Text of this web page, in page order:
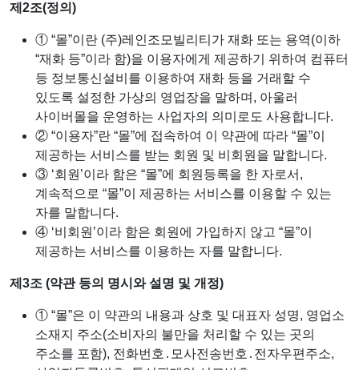
제2조(정의)
① “몰”이란 (주)레인조모빌리티가 재화 또는 용역(이하
“재화 등”이라 함)을 이용자에게 제공하기 위하여 컴퓨터
등 정보통신설비를 이용하여 재화 등을 거래할 수
있도록 설정한 가상의 영업장을 말하며, 아울러
사이버몰을 운영하는 사업자의 의미로도 사용합니다.
② “이용자”란 “몰”에 접속하여 이 약관에 따라 “몰”이
제공하는 서비스를 받는 회원 및 비회원을 말합니다.
③ ‘회원’이라 함은 “몰”에 회원등록을 한 자로서,
계속적으로 “몰”이 제공하는 서비스를 이용할 수 있는
자를 말합니다.
④ ‘비회원’이라 함은 회원에 가입하지 않고 “몰”이
제공하는 서비스를 이용하는 자를 말합니다.
제3조 (약관 등의 명시와 설명 및 개정)
① “몰”은 이 약관의 내용과 상호 및 대표자 성명, 영업소
소재지 주소(소비자의 불만을 처리할 수 있는 곳의
주소를 포함), 전화번호․모사전송번호․전자우편주소,